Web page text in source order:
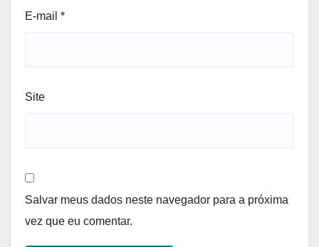
E-mail *
Site
Salvar meus dados neste navegador para a próxima
vez que eu comentar.